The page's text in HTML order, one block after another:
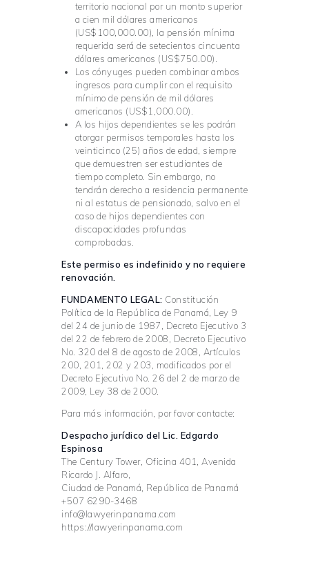
territorio nacional por un monto superior
a cien mil dólares americanos
(US$100,000.00), la pensión mínima
requerida será de setecientos cincuenta
dólares americanos (US$750.00).
Los cónyuges pueden combinar ambos
ingresos para cumplir con el requisito
mínimo de pensión de mil dólares
americanos (US$1,000.00).
A los hijos dependientes se les podrán
otorgar permisos temporales hasta los
veinticinco (25) años de edad, siempre
que demuestren ser estudiantes de
tiempo completo. Sin embargo, no
tendrán derecho a residencia permanente
ni al estatus de pensionado, salvo en el
caso de hijos dependientes con
discapacidades profundas
comprobadas.
Este permiso es indefinido y no requiere
renovación.
FUNDAMENTO LEGAL: Constitución
Política de la República de Panamá, Ley 9
del 24 de junio de 1987, Decreto Ejecutivo 3
del 22 de febrero de 2008, Decreto Ejecutivo
No. 320 del 8 de agosto de 2008, Artículos
200, 201, 202 y 203, modificados por el
Decreto Ejecutivo No. 26 del 2 de marzo de
2009, Ley 38 de 2000.
Para más información, por favor contacte:
Despacho jurídico del Lic. Edgardo
Espinosa
The Century Tower, Oficina 401, Avenida
Ricardo J. Alfaro,
Ciudad de Panamá, República de Panamá
+507 6290-3468
info@lawyerinpanama.com
https://lawyerinpanama.com